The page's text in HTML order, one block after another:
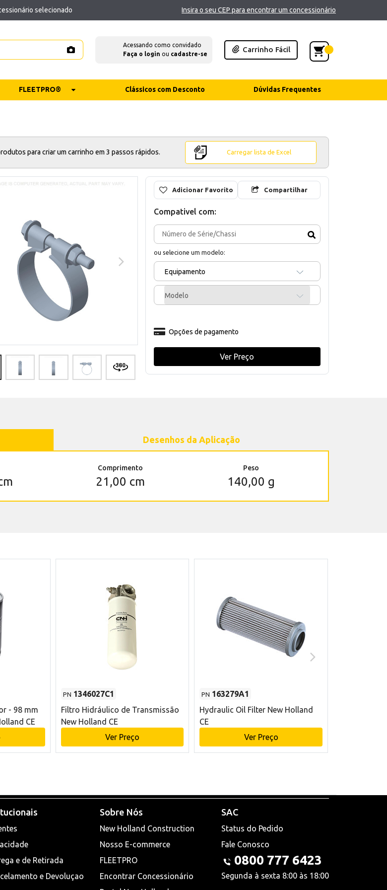
selecionado Insira o seu CEP para encontrar um concessionário
Acessando como convidado
Faça o login ou cadastre-se
Carrinho Fácil
FLEETPRO® Clássicos com Desconto Dúvidas Frequentes
para criar um carrinho em 3 passos rápidos. Carregar lista de Excel
Adicionar Favorito Compartilhar
Compativel com:
ou selecione um modelo:
Equipamento
Modelo
Opções de pagamento
Ver Preço
Desenhos da Aplicação
Comprimento
21,00 cm
Peso
140,00 g
- 98 mm
CE
PN 1346027C1
Filtro Hidráulico de Transmissão
New Holland CE
Ver Preço
PN 163279A1
Hydraulic Oil Filter New Holland
CE
Ver Preço
e de Retirada
e Devoluçao
Sobre Nós
New Holland Construction
Nosso E-commerce
FLEETPRO
Encontrar Concessionário
SAC
Status do Pedido
Fale Conosco
0800 777 6423
Segunda à sexta 8:00 às 18:00